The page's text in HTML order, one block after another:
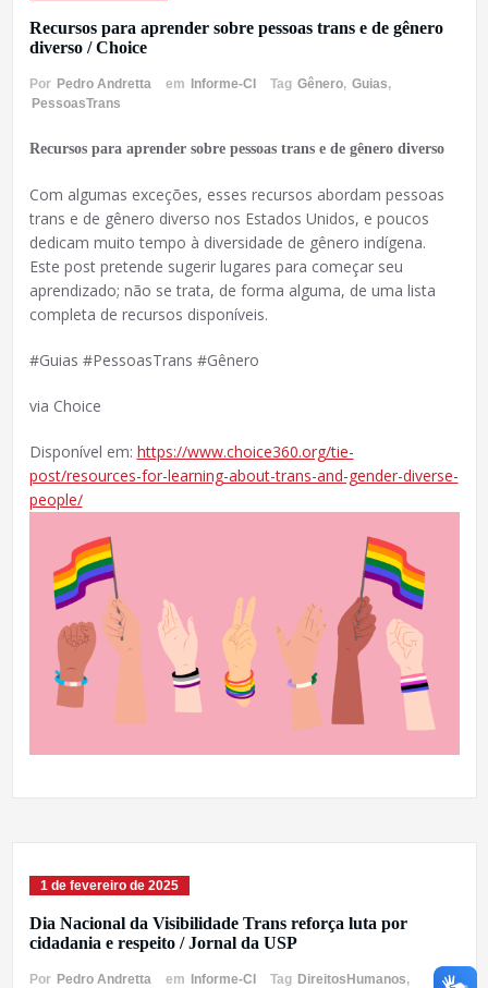
Recursos para aprender sobre pessoas trans e de gênero
diverso / Choice
Por Pedro Andretta em Informe-CI Tag Gênero, Guias,
PessoasTrans
Recursos para aprender sobre pessoas trans e de gênero diverso
Com algumas exceções, esses recursos abordam pessoas
trans e de gênero diverso nos Estados Unidos, e poucos
dedicam muito tempo à diversidade de gênero indígena.
Este post pretende sugerir lugares para começar seu
aprendizado; não se trata, de forma alguma, de uma lista
completa de recursos disponíveis.
#Guias #PessoasTrans #Gênero
via Choice
Disponível em: https://www.choice360.org/tie-
post/resources-for-learning-about-trans-and-gender-diverse-
people/
1 de fevereiro de 2025
Dia Nacional da Visibilidade Trans reforça luta por
cidadania e respeito / Jornal da USP
Por Pedro Andretta em Informe-CI Tag DireitosHumanos,